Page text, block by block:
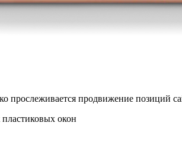
прослеживается продвижение позиций
окон